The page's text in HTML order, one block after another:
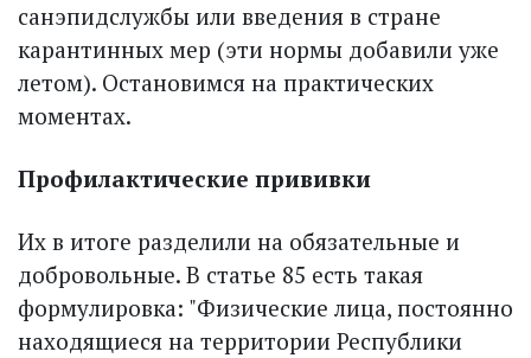
санэпидслужбы или введения в стране
карантинных мер (эти нормы добавили уже
летом). Остановимся на практических
моментах.
Профилактические прививки
Их в итоге разделили на обязательные и
добровольные. В статье 85 есть такая
формулировка: "Физические лица, постоянно
находящиеся на территории Республики